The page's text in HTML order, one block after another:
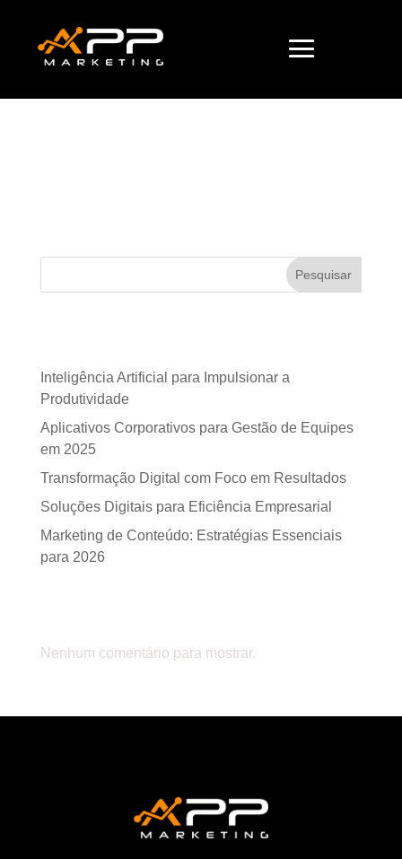
Pesquisar
Inteligência Artificial para Impulsionar a
Produtividade
Aplicativos Corporativos para Gestão de Equipes
em 2025
Transformação Digital com Foco em Resultados
Soluções Digitais para Eficiência Empresarial
Marketing de Conteúdo: Estratégias Essenciais
para 2026
Nenhum comentário para mostrar.